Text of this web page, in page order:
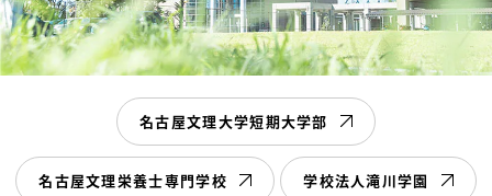
名古屋文理大学短期大学部
名古屋文理栄養士専門学校 学校法人滝川学園